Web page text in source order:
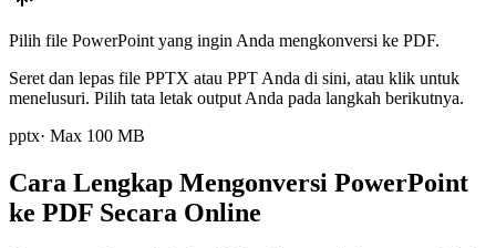
Pilih file PowerPoint yang ingin Anda mengkonversi ke PDF.
Seret dan lepas file PPTX atau PPT Anda di sini, atau klik untuk
menelusuri. Pilih tata letak output Anda pada langkah berikutnya.
pptx· Max 100 MB
Cara Lengkap Mengonversi PowerPoint
ke PDF Secara Online